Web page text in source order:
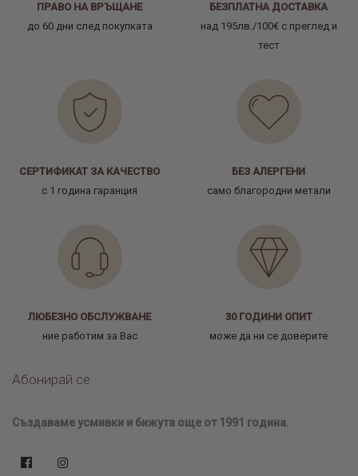
ПРАВО НА ВРЪЩАНЕ
до 60 дни след покупката
БЕЗПЛАТНА ДОСТАВКА
над 195лв./100€ с преглед и
тест
СЕРТИФИКАТ ЗА КАЧЕСТВО
с 1 година гаранция
БЕЗ АЛЕРГЕНИ
само благородни метали
ЛЮБЕЗНО ОБСЛУЖВАНЕ
ние работим за Вас
30 ГОДИНИ ОПИТ
може да ни се доверите
Абонирай се
Създаваме усмивки и бижута още от 1991 година.